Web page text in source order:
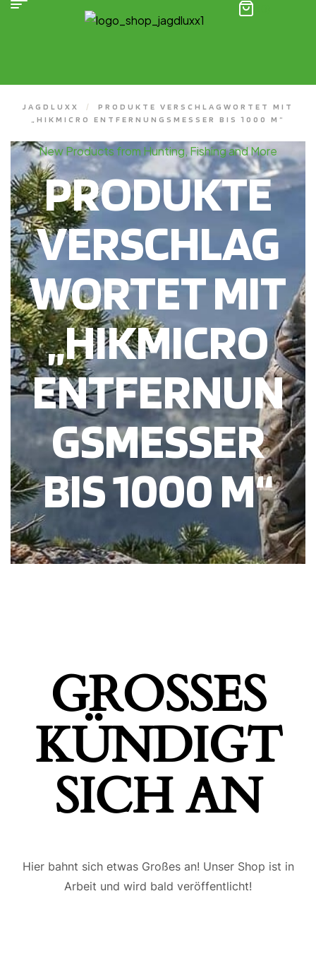
JAGDLUXX /
PRODUKTE VERSCHLAGWORTET MIT
„HIKMICRO ENTFERNUNGSMESSER BIS 1000 M“
New Products from Hunting, Fishing and More
PRODUKTE
VERSCHLAG
WORTET MIT
„HIKMICRO
ENTFERNUN
GSMESSER
BIS 1000 M“
GROSSES K
ÜNDIGT S
ICH AN
Hier bahnt sich etwas Großes an! Unser Shop ist in
Arbeit und wird bald veröffentlicht!